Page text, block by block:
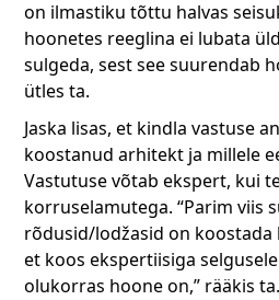
on ilmastiku tõttu halvas
hoonetes reeglina ei lubata
sulgeda, sest see suurendab
ütles ta.
Jaska lisas, et kindla vastuse
koostanud arhitekt ja millele
Vastutuse võtab ekspert, kui
korruselamutega. “Parim viis
rõdusid/lodžasid on
et koos ekspertiisiga
olukorras hoone on,” rääkis ta.